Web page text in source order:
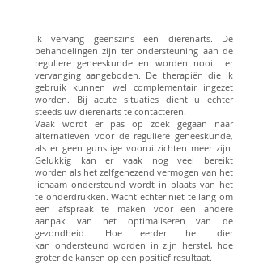
Ik vervang geenszins een dierenarts. De
behandelingen zijn ter ondersteuning aan de
reguliere geneeskunde en worden nooit ter
vervanging aangeboden. De therapiën die ik
gebruik kunnen wel complementair ingezet
worden. Bij acute situaties dient u echter
steeds uw dierenarts te contacteren.
Vaak wordt er pas op zoek gegaan naar
alternatieven voor de reguliere geneeskunde,
als er geen gunstige vooruitzichten meer zijn.
Gelukkig kan er vaak nog veel bereikt
worden als het zelfgenezend vermogen van het
lichaam ondersteund wordt in plaats van het
te onderdrukken. Wacht echter niet te lang om
een afspraak te maken voor een andere
aanpak van het optimaliseren van de
gezondheid. Hoe eerder het dier
kan ondersteund worden in zijn herstel, hoe
groter de kansen op een positief resultaat.